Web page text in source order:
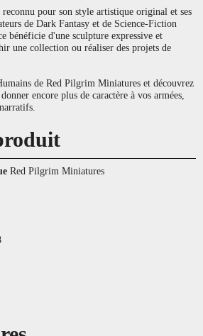
pour son style artistique original et ses
de Dark Fantasy et de Science-Fiction
bénéficie d'une sculpture expressive et
une collection ou réaliser des projets de
de Red Pilgrim Miniatures et découvrez
encore plus de caractère à vos armées,
Red Pilgrim Miniatures